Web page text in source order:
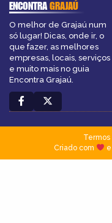
ENCONTRAGRAJAÚ
O melhor de Grajaú num
só lugar! Dicas, onde ir, o
que fazer, as melhores
empresas, locais, serviços
e muito mais no guia
Encontra Grajaú.
Termos|
Criado com
e